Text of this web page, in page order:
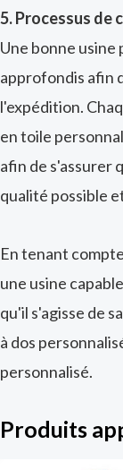
5. Processus de
Une bonne usine
approfondis afin
l'expédition.
en toile
afin de s'assurer
qualité possible
En tenant
une usine
qu'il s'agisse de
à dos
personnalisé.
Produits